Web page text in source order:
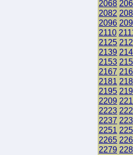
2068
2082
2096
2110
2125
2139
2153
2167
2181
2195
2209
2223
2237
2251
2265
2279